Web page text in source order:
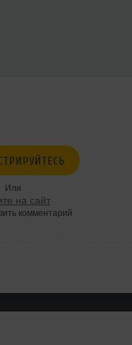
Или
на сайт
комментарий